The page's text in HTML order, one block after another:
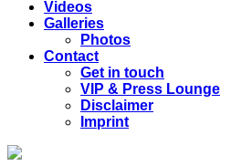
Videos
Galleries
Photos
Contact
Get in touch
VIP & Press Lounge
Disclaimer
Imprint